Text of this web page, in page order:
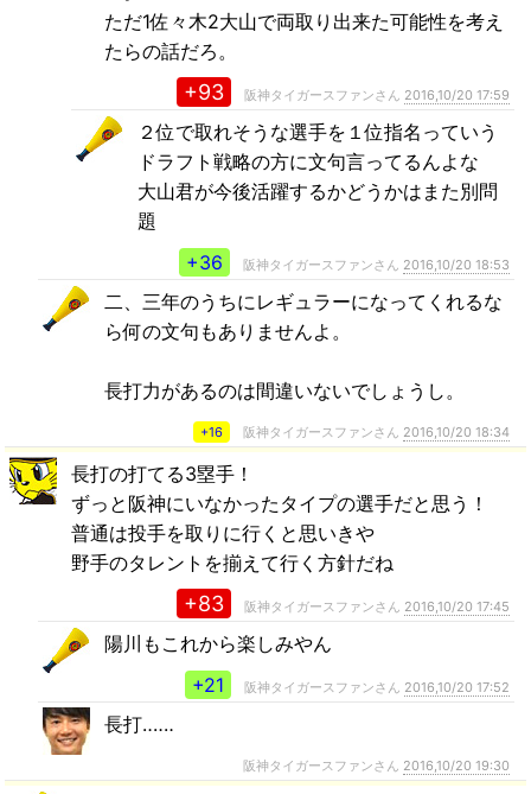
ただ1佐々木2大山で両取り出来た可能性を考え
たらの話だろ。
+93 阪神タイガースファンさん 2016,10/20 17:59
２位で取れそうな選手を１位指名っていう
ドラフト戦略の方に文句言ってるんよな
大山君が今後活躍するかどうかはまた別問
題
+36
阪神タイガースファンさん 2016,10/20 18:53
二、三年のうちにレギュラーになってくれるな
ら何の文句もありませんよ。
長打力があるのは間違いないでしょうし。
+16 阪神タイガースファンさん 2016,10/20 18:34
長打の打てる3塁手！
ずっと阪神にいなかったタイプの選手だと思う！
普通は投手を取りに行くと思いきや
野手のタレントを揃えて行く方針だね
+83 阪神タイガースファンさん 2016,10/20 17:45
陽川もこれから楽しみやん
+21
阪神タイガースファンさん 2016,10/20 17:52
長打‥‥‥
阪神タイガースファンさん 2016,10/20 19:30